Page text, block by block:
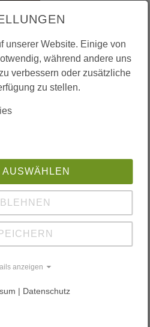
unserer Website. Einige von
während andere uns
verbessern oder zusätzliche
zu stellen.
anzeigen
| Datenschutz